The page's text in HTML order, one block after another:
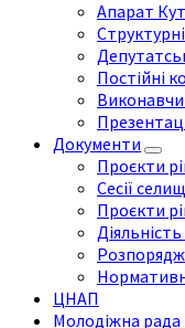
Апарат
Постійні
Документи
Проєкти
Сесії
Проєкти
ЦНАП
Молодіжна рада